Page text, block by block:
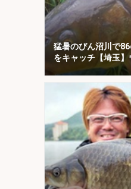
猛暑のびん沼川で
をキャッチ【埼玉